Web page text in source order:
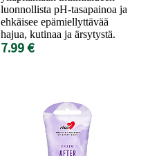
luonnollista pH-tasapainoa ja
ehkäisee epämiellyttävää
hajua, kutinaa ja ärsytystä.
7.99 €